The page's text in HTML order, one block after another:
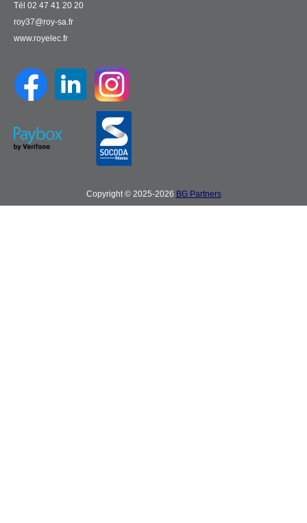
Tél 02 47 41 20 20
roy37@roy-sa.fr
www.royelec.fr
Copyright © 2025-2026 BG Partners